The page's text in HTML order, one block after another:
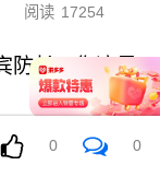
阅读 17254
防长，你这是
阅读 6983
0 0